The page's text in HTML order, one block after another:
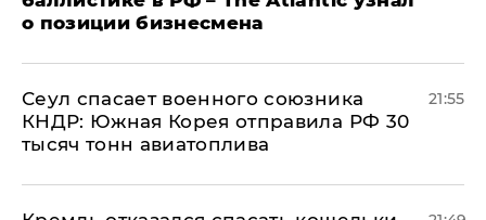
о позиции бизнесмена
​Сеул спасает военного союзника
КНДР: Южная Корея отправила РФ 30
тысяч тонн авиатоплива
21:55